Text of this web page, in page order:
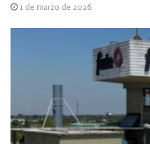
1 de marzo de 2026